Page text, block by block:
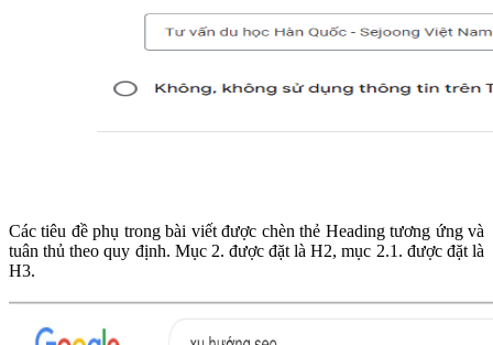
Các tiêu đề phụ trong bài viết được chèn thẻ Heading tương ứng và
tuân thủ theo quy định. Mục 2. được đặt là H2, mục 2.1. được đặt là
H3.